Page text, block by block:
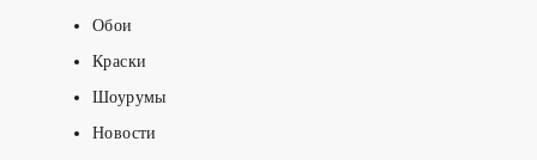
Обои
Краски
Шоурумы
Новости